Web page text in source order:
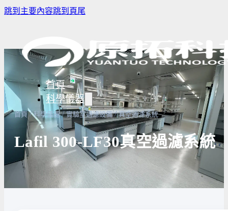
跳到主要內容跳到頁尾
首頁
科學儀器
樣品濃縮/乾燥前處理設備
微量分注吸管pipette
實驗室攪拌器 | 振盪機
實驗室冰箱 / 冷凍櫃
高溫爐
生物安全
高壓滅菌
實驗室紫
首頁 / 科學儀器 / 實驗室過濾設備 / 真空過濾系統
Lafil 300-LF30真空過濾系統